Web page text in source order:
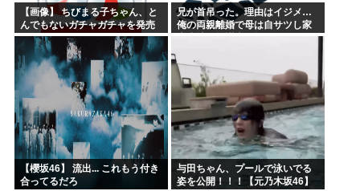
【画像】 ちびまる子ちゃん、と
んでもないガチャガチャを発売
してしまうｗｗｗｗ
兄が首吊った。理由はイジメ…
俺の両親離婚で母は自サツし家
庭崩壊→首謀者を探しだした俺
刑受けた。子に復讐されるだろ...
【櫻坂46】 流出... これもう付き
合ってるだろ
与田ちゃん、プールで泳いでる
姿を公開！！！【元乃木坂46】